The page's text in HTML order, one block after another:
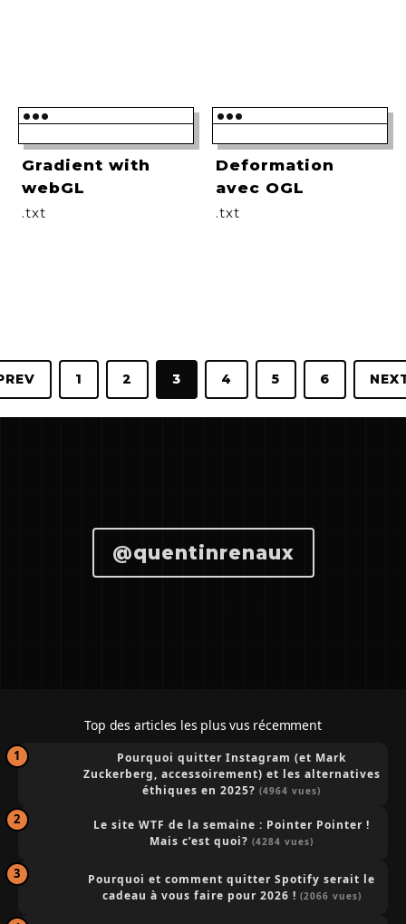
•••
Gradient with
webGL
.txt
•••
Deformation
avec OGL
.txt
1 2 3 4 5 6
@quentinrenaux
Top des articles les plus vus récemment
Pourquoi quitter Instagram (et Mark
Zuckerberg, accessoirement) et les alternatives
éthiques en 2025? (4964 vues)
Le site WTF de la semaine : Pointer Pointer !
Mais c’est quoi? (4284 vues)
Pourquoi et comment quitter Spotify serait le
cadeau à vous faire pour 2026 ! (2066 vues)